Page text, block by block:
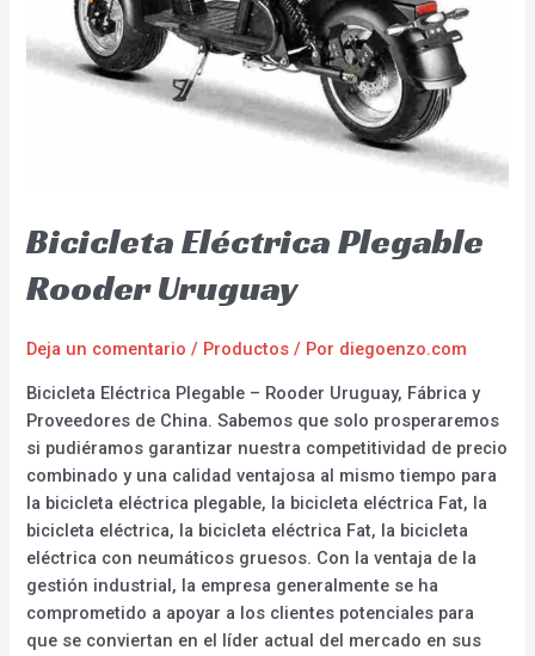
Bicicleta Eléctrica Plegable
Rooder Uruguay
Deja un comentario / Productos / Por diegoenzo.com
Bicicleta Eléctrica Plegable – Rooder Uruguay, Fábrica y
Proveedores de China. Sabemos que solo prosperaremos
si pudiéramos garantizar nuestra competitividad de precio
combinado y una calidad ventajosa al mismo tiempo para
la bicicleta eléctrica plegable, la bicicleta eléctrica Fat, la
bicicleta eléctrica, la bicicleta eléctrica Fat, la bicicleta
eléctrica con neumáticos gruesos. Con la ventaja de la
gestión industrial, la empresa generalmente se ha
comprometido a apoyar a los clientes potenciales para
que se conviertan en el líder actual del mercado en sus